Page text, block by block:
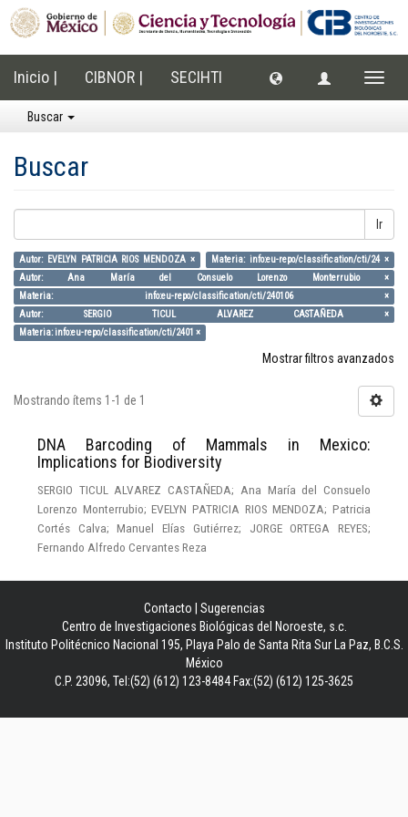
Inicio | CIBNOR | SECIHTI
Buscar
Buscar
Ir
Autor: EVELYN PATRICIA RIOS MENDOZA ×
Materia: info:eu-repo/classification/cti/24 ×
Autor: Ana María del Consuelo Lorenzo Monterrubio ×
Materia: info:eu-repo/classification/cti/240106 ×
Autor: SERGIO TICUL ALVAREZ CASTAÑEDA ×
Materia: info:eu-repo/classification/cti/2401 ×
Mostrar filtros avanzados
Mostrando ítems 1-1 de 1
DNA Barcoding of Mammals in Mexico:
Implications for Biodiversity
SERGIO TICUL ALVAREZ CASTAÑEDA; Ana María del Consuelo
Lorenzo Monterrubio; EVELYN PATRICIA RIOS MENDOZA; Patricia
Cortés Calva; Manuel Elías Gutiérrez; JORGE ORTEGA REYES;
Fernando Alfredo Cervantes Reza
Contacto
Sugerencias
Centro de Investigaciones Biológicas del Noroeste, s.c.
Instituto Politécnico Nacional 195, Playa Palo de Santa Rita Sur La Paz, B.C.S.
México
C.P. 23096, Tel:(52) (612) 123-8484 Fax:(52) (612) 125-3625